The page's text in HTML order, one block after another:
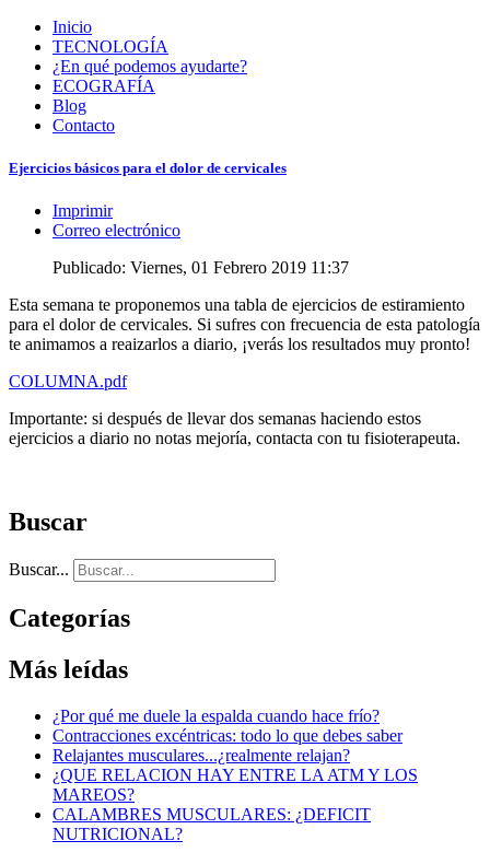
Inicio
TECNOLOGÍA
¿En qué podemos ayudarte?
ECOGRAFÍA
Blog
Contacto
Ejercicios básicos para el dolor de cervicales
Imprimir
Correo electrónico
Publicado: Viernes, 01 Febrero 2019 11:37
Esta semana te proponemos una tabla de ejercicios de estiramiento
para el dolor de cervicales. Si sufres con frecuencia de esta patología
te animamos a reaizarlos a diario, ¡verás los resultados muy pronto!
COLUMNA.pdf
Importante: si después de llevar dos semanas haciendo estos
ejercicios a diario no notas mejoría, contacta con tu fisioterapeuta.
Buscar
Buscar...
Categorías
Más leídas
¿Por qué me duele la espalda cuando hace frío?
Contracciones excéntricas: todo lo que debes saber
Relajantes musculares...¿realmente relajan?
¿QUE RELACION HAY ENTRE LA ATM Y LOS
MAREOS?
CALAMBRES MUSCULARES: ¿DEFICIT
NUTRICIONAL?